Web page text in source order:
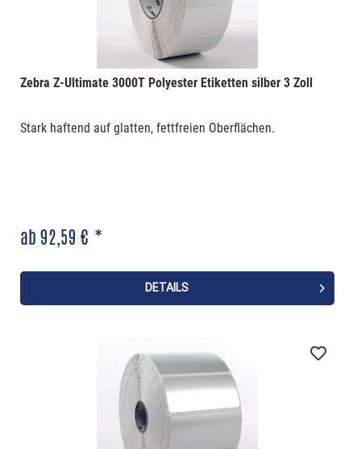
Zebra Z-Ultimate 3000T Polyester Etiketten silber 3 Zoll
Stark haftend auf glatten, fettfreien Oberflächen.
ab 92,59 € *
DETAILS